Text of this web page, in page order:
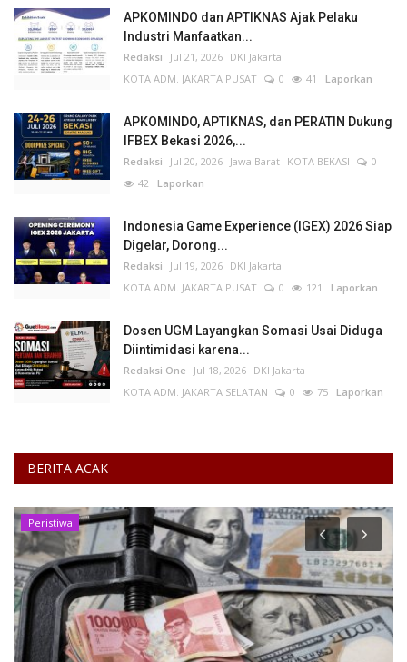
APKOMINDO dan APTIKNAS Ajak Pelaku
Industri Manfaatkan...
Redaksi Jul 21, 2026 DKI Jakarta
KOTA ADM. JAKARTA PUSAT
0 41 Laporkan
APKOMINDO, APTIKNAS, dan PERATIN Dukung
IFBEX Bekasi 2026,...
Redaksi Jul 20, 2026 Jawa Barat KOTA BEKASI
0
42 Laporkan
Indonesia Game Experience (IGEX) 2026 Siap
Digelar, Dorong...
Redaksi Jul 19, 2026 DKI Jakarta
KOTA ADM. JAKARTA PUSAT
0 121 Laporkan
Dosen UGM Layangkan Somasi Usai Diduga
Diintimidasi karena...
Redaksi One Jul 18, 2026 DKI Jakarta
KOTA ADM. JAKARTA SELATAN
0 75 Laporkan
BERITA ACAK
DKI Jakarta